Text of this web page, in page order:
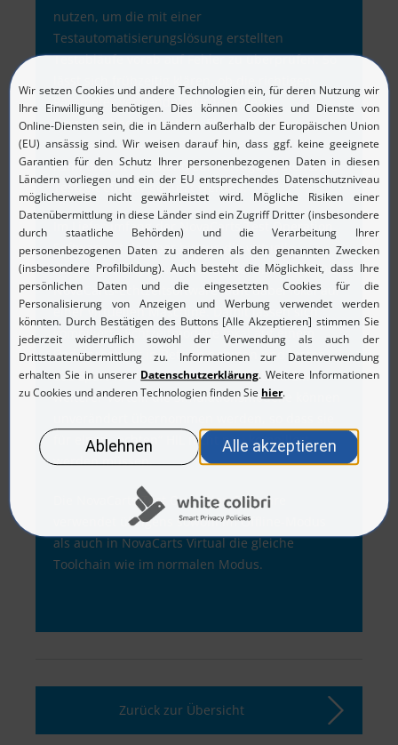
nutzen, um die mit einer
Testautomatisierungslösung erstellten
Testabläufe vorab auf Fehler zu überprüfen. So
Parameter verwendet wurden oder
Korrekturbedarf besteht. Ein realer HiL-
Simulator ist dazu nicht erforderlich. Damit
kann die am Prüfstand zur Verfügung stehende
Testzeit effektiv genutzt werden.
Im Lieferumfang der NovaCarts Test Operation
Software ist darüber hinaus die virtuelle
Testumgebung NovaCarts Virtual enthalten. Die
NovaCarts-Echtzeitsoftware läuft dabei lokal auf
einer virtuellen Maschine. Damit lassen sich
kompilierte Echtzeitmodelle lokal auf einem
Bedienrechner in Betrieb nehmen und testen –
das spart wertvolle Zeit am HiL-System. Ein
weiterer Vorteil: die Simulationsmodelle können
für einen „echten“ HiL nicht neu kompiliert
werden müssen.
Die NovaCarts Test Operation Software
verwendet übrigens sowohl im Offline-Modus
als auch in NovaCarts Virtual die gleiche
Toolchain wie im normalen Modus.
Zurück zur Übersicht